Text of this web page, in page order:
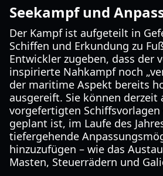
Seekampf und
Der Kampf ist aufgeteilt in
Schiffen und Erkundung zu
Entwickler zugeben, dass der
inspirierte Nahkampf noch
der maritime Aspekt bereits
ausgereift. Sie können derzeit
vorgefertigten
geplant ist, im Laufe des
tiefergehende
hinzuzufügen – wie das
Masten, Steuerrädern und